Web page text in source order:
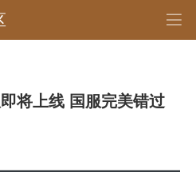
将上线 国服完美错过